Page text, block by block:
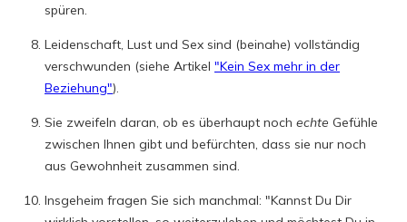
spüren.
Leidenschaft, Lust und Sex sind (beinahe) vollständig
verschwunden (siehe Artikel "Kein Sex mehr in der
Beziehung").
Sie zweifeln daran, ob es überhaupt noch echte Gefühle
zwischen Ihnen gibt und befürchten, dass sie nur noch
aus Gewohnheit zusammen sind.
Insgeheim fragen Sie sich manchmal: "Kannst Du Dir